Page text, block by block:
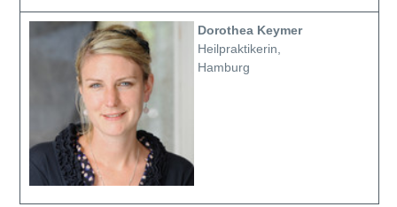
Dorothea Keymer
Heilpraktikerin,
Hamburg